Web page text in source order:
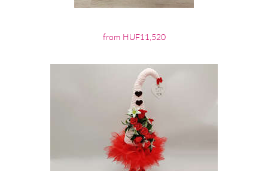
from HUF11,520